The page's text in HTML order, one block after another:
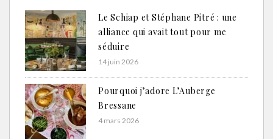
Le Schiap et Stéphane Pitré : une
alliance qui avait tout pour me
séduire
14 juin 2026
Pourquoi j’adore L’Auberge
Bressane
4 mars 2026